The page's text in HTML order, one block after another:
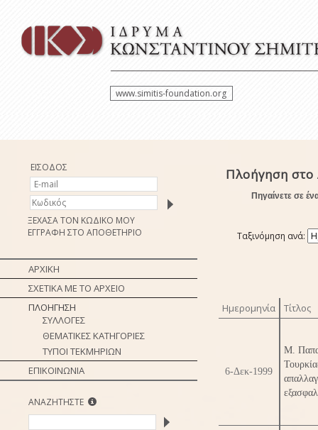
www.simitis-foundation.org
ΕΙΣΟΔΟΣ
ΞΕΧΑΣΑ ΤΟΝ ΚΩΔΙΚΟ ΜΟΥ
ΕΓΓΡΑΦΗ ΣΤΟ ΑΠΟΘΕΤΗΡΙΟ
ΑΡΧΙΚΗ
ΣΧΕΤΙΚΑ ΜΕ ΤΟ ΑΡΧΕΙΟ
ΠΛΟΗΓΗΣΗ
ΣΥΛΛΟΓΕΣ
ΘΕΜΑΤΙΚΕΣ ΚΑΤΗΓΟΡΙΕΣ
ΤΥΠΟΙ ΤΕΚΜΗΡΙΩΝ
ΕΠΙΚΟΙΝΩΝΙΑ
ΑΝΑΖΗΤΗΣΤΕ
Πλοήγηση
Πηγαίνετε σε
Ταξινόμηση ανά:
Ημερομηνία Τίτλος
6-Δεκ-1999
Μ.